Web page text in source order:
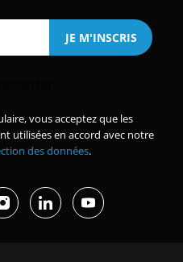
vous acceptez que les
utilisées en accord avec notre
des données.